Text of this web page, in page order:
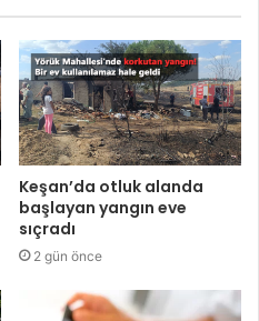
Keşan’da otluk alanda
başlayan yangın eve
sıçradı
2 gün önce